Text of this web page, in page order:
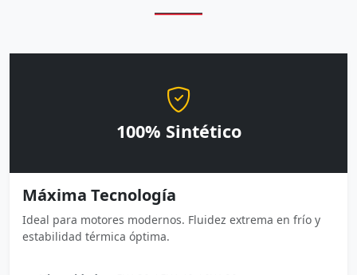
100% Sintético
Máxima Tecnología
Ideal para motores modernos. Fluidez extrema en frío y
estabilidad térmica óptima.